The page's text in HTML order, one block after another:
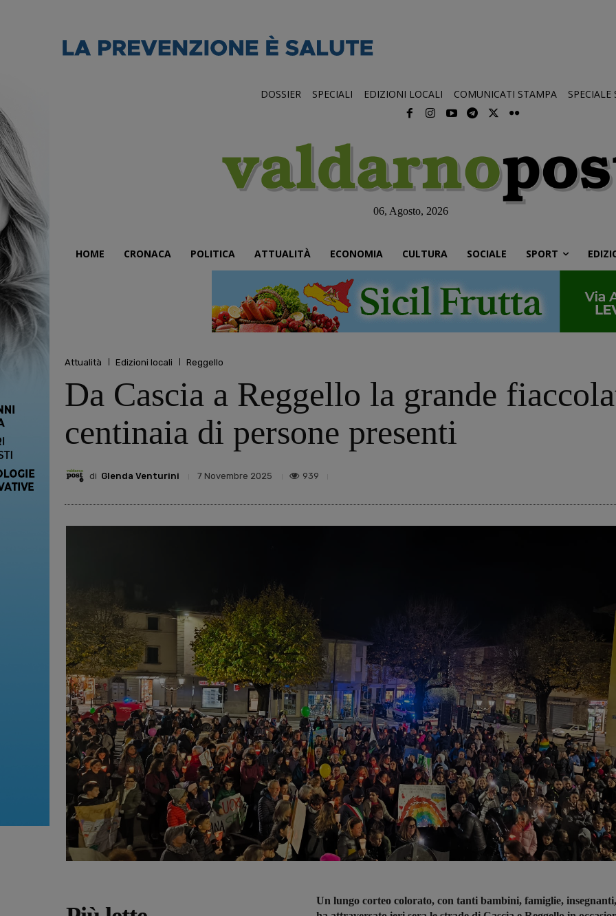
DOSSIER SPECIALI EDIZIONI LOCALI COMUNICATI STAMPA SPECIALE
06, Agosto, 2026
HOME CRONACA POLITICA ATTUALITÀ ECONOMIA CULTURA SOCIALE SPORT
Attualità Edizioni locali Reggello
Da Cascia a Reggello la grande
centinaia di persone presenti
di Glenda Venturini 7 Novembre 2025 939
Un lungo corteo colorato, con tanti bambini, famiglie, insegnanti,